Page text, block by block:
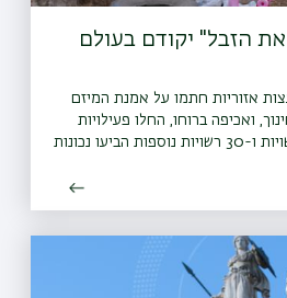
הזבל" יקודם בעולם
אזוריות חתמו על אמנת המיזם
ואכיפה ברוחו, החלו פעילויות
הסברה חינוך ואכיפה ברשויות ו-30 רשויות נוספות הביעו נכונות